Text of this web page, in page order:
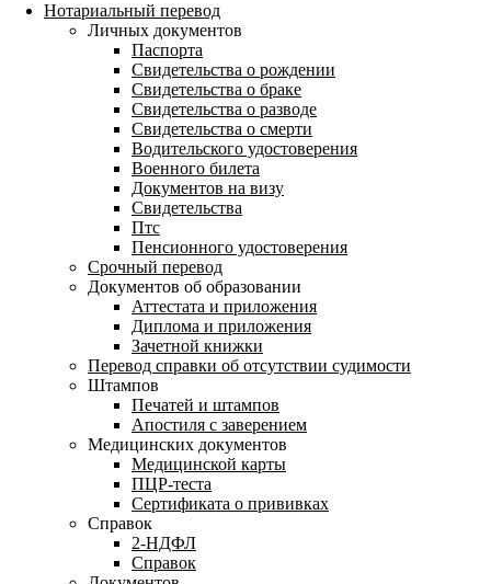
Нотариальный перевод
Личных документов
Паспорта
Свидетельства о рождении
Свидетельства о браке
Свидетельства о разводе
Свидетельства о смерти
Водительского удостоверения
Военного билета
Документов на визу
Свидетельства
Птс
Пенсионного удостоверения
Срочный перевод
Документов об образовании
Аттестата и приложения
Диплома и приложения
Зачетной книжки
Перевод справки об отсутствии судимости
Штампов
Печатей и штампов
Апостиля с заверением
Медицинских документов
Медицинской карты
ПЦР-теста
Сертификата о прививках
Справок
2-НДФЛ
Справок